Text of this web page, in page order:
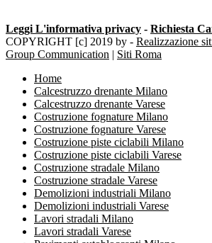
Leggi L'informativa privacy - Richiesta
COPYRIGHT [c] 2019 by - Realizzazione
Group Communication | Siti Roma
Home
Calcestruzzo drenante Milano
Calcestruzzo drenante Varese
Costruzione fognature Milano
Costruzione fognature Varese
Costruzione piste ciclabili Milano
Costruzione piste ciclabili Varese
Costruzione stradale Milano
Costruzione stradale Varese
Demolizioni industriali Milano
Demolizioni industriali Varese
Lavori stradali Milano
Lavori stradali Varese